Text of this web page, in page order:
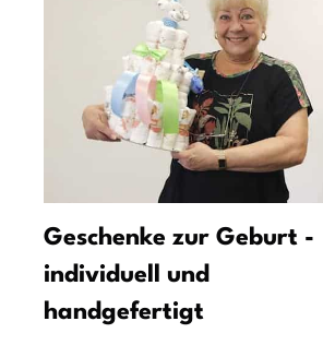
Geschenke zur Geburt -
individuell und
handgefertigt